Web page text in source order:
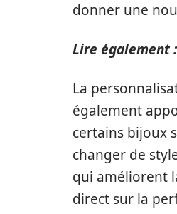
donner une
Lire également :
La
également
certains bijoux
changer de
qui améliorent
direct sur la